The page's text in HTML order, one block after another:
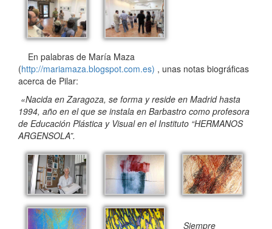
En palabras de María Maza
(http://mariamaza.blogspot.com.es) , unas notas biográficas
acerca de Pilar:
«Nacida en Zaragoza, se forma y reside en Madrid hasta
1994, año en el que se instala en Barbastro como profesora
de Educación Plástica y Visual en el Instituto “HERMANOS
ARGENSOLA”.
Siempre